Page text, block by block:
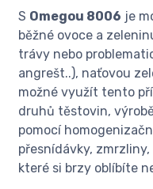
S Omegou 8006 je
běžné ovoce a
trávy nebo
angrešt..), naťovou
možné využít tento
druhů těstovin,
pomocí
přesnídávky,
které si brzy oblíbíte